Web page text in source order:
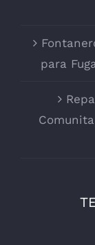
para